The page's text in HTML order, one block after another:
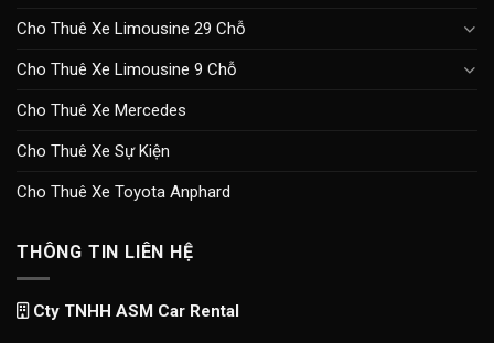
Cho Thuê Xe Limousine 29 Chỗ
Cho Thuê Xe Limousine 9 Chỗ
Cho Thuê Xe Mercedes
Cho Thuê Xe Sự Kiện
Cho Thuê Xe Toyota Anphard
THÔNG TIN LIÊN HỆ
Cty TNHH ASM Car Rental